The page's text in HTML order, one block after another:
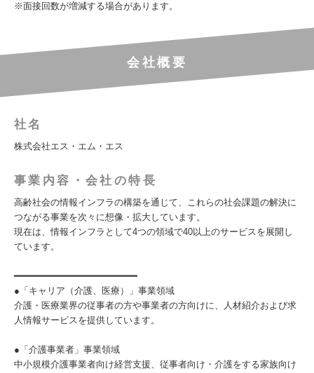
※面接回数が増減する場合があります。
会社概要
社名
株式会社エス・エム・エス
事業内容・会社の特長
高齢社会の情報インフラの構築を通じて、これらの社会課題の解決に
つながる事業を次々に想像・拡大しています。
現在は、情報インフラとして4つの領域で40以上のサービスを展開し
ています。
━━━━━━━━━━━━━━━━━━━━━━
●「キャリア（介護、医療）」事業領域
介護・医療業界の従事者の方や事業者の方向けに、人材紹介および求
人情報サービスを提供しています。
●「介護事業者」事業領域
中小規模介護事業者向け経営支援、従事者向け・介護をする家族向け